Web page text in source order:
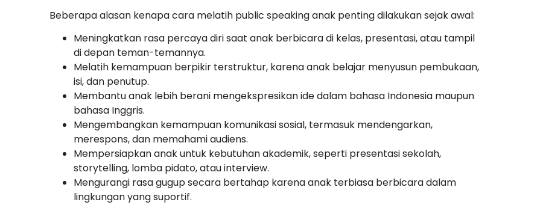
Beberapa alasan kenapa cara melatih public speaking anak penting dilakukan sejak awal:
Meningkatkan rasa percaya diri saat anak berbicara di kelas, presentasi, atau tampil
di depan teman-temannya.
Melatih kemampuan berpikir terstruktur, karena anak belajar menyusun pembukaan,
isi, dan penutup.
Membantu anak lebih berani mengekspresikan ide dalam bahasa Indonesia maupun
bahasa Inggris.
Mengembangkan kemampuan komunikasi sosial, termasuk mendengarkan,
merespons, dan memahami audiens.
Mempersiapkan anak untuk kebutuhan akademik, seperti presentasi sekolah,
storytelling, lomba pidato, atau interview.
Mengurangi rasa gugup secara bertahap karena anak terbiasa berbicara dalam
lingkungan yang suportif.